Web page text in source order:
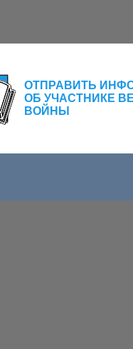
ОТПРАВИТЬ
ОБ УЧАСТНИКЕ
ВОЙНЫ